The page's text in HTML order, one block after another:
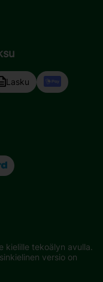
Lasku
kielille tekoälyn avulla.
versio on